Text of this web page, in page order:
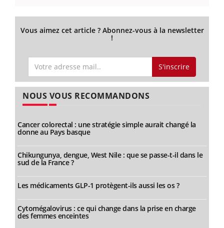
Vous aimez cet article ? Abonnez-vous à la newsletter
!
S'inscrire
NOUS VOUS RECOMMANDONS
Cancer colorectal : une stratégie simple aurait changé la
donne au Pays basque
Chikungunya, dengue, West Nile : que se passe-t-il dans le
sud de la France ?
Les médicaments GLP-1 protègent-ils aussi les os ?
Cytomégalovirus : ce qui change dans la prise en charge
des femmes enceintes